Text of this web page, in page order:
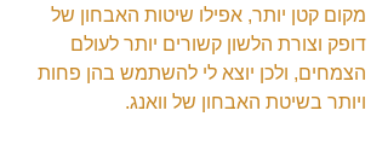
מקום קטן יותר, אפילו שיטות האבחון של
דופק וצורת הלשון קשורים יותר לעולם
הצמחים, ולכן יוצא לי להשתמש בהן פחות
ויותר בשיטת האבחון של וואנג.